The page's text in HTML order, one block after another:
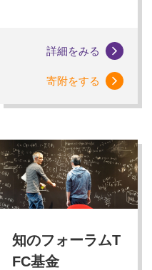
詳細をみる
寄附をする
知のフォーラムT
FC基金